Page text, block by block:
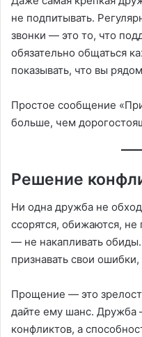
не подпитывать.
звонки — это то, что
обязательно общаться
показывать, что вы
Простое сообщение
больше, чем
Решение
Ни одна дружба не
ссорятся, обижаются,
— не накапливать обиды.
признавать свои
Прощение — это
дайте ему шанс. Дружба
конфликтов, а